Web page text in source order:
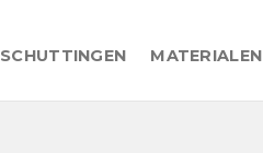
SCHUTTINGEN MATERIALEN